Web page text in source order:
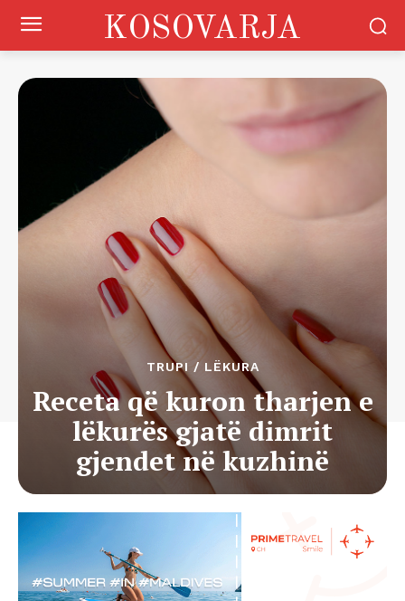
KOSOVARJA
TRUPI / LËKURA
Receta që kuron tharjen e
lëkurës gjatë dimrit
gjendet në kuzhinë